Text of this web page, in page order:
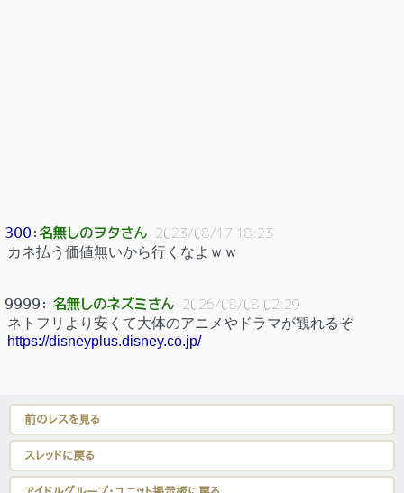
300：名無しのヲタさん 2023/08/17 18:23
カネ払う価値無いから行くなよｗｗ
9999 ： 名無しのネズミさん 2026/08/08 02:29
ネトフリより安くて大体のアニメやドラマが観れるぞ
https://disneyplus.disney.co.jp/
前のレスを見る
スレッドに戻る